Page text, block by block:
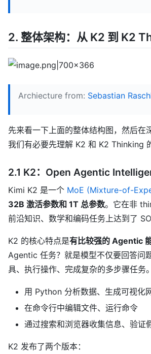
2. 整体架构：从 K2 到 K2
Archiecture from: Sebastian
先来看一下上面的整体结构图，然后在
我们有必要先理解 K2 和 K2 Thinking
2.1 K2：Open Agentic
Kimi K2 是一个 MoE (Mixture-of-
32B 激活参数和 1T 总参数。它在非
前沿知识、数学和编码任务上达到了
K2 的核心特点是有比较强的 Agentic
Agentic 任务？就是模型不仅要回答问
具、执行操作、完成复杂的多步骤任务
用 Python 分析数据、生成可视化
在命令行中编辑文件、运行命令
通过搜索和浏览器收集信息、验证
K2 发布了两个版本：